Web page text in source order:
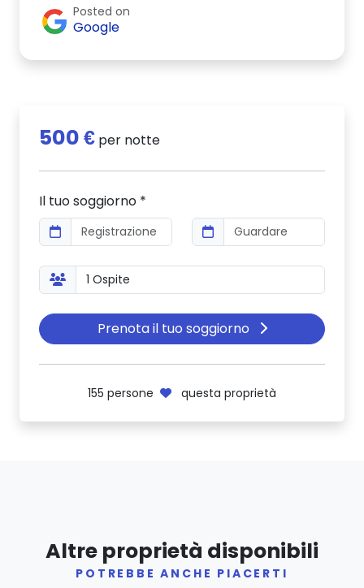
Posted on
Google
500 € per notte
Il tuo soggiorno *
Prenota il tuo soggiorno
155 persone questa proprietà
Altre proprietà disponibili
POTREBBE ANCHE PIACERTI